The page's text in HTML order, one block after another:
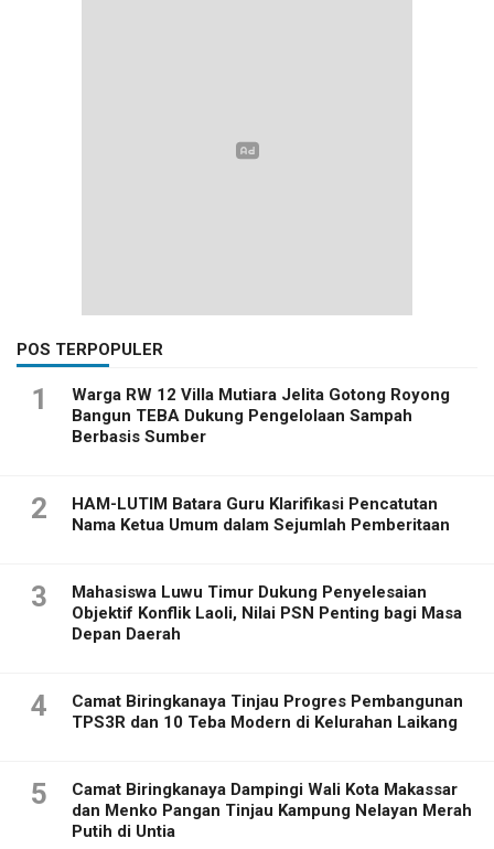
POS TERPOPULER
1
Warga RW 12 Villa Mutiara Jelita Gotong Royong
Bangun TEBA Dukung Pengelolaan Sampah
Berbasis Sumber
2
HAM-LUTIM Batara Guru Klarifikasi Pencatutan
Nama Ketua Umum dalam Sejumlah Pemberitaan
3
Mahasiswa Luwu Timur Dukung Penyelesaian
Objektif Konflik Laoli, Nilai PSN Penting bagi Masa
Depan Daerah
4
Camat Biringkanaya Tinjau Progres Pembangunan
TPS3R dan 10 Teba Modern di Kelurahan Laikang
5
Camat Biringkanaya Dampingi Wali Kota Makassar
dan Menko Pangan Tinjau Kampung Nelayan Merah
Putih di Untia